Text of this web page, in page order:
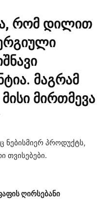
რომ დილით
მაგრამ
მირთმევა
ნებისმიერ პროდუქტს,
თვისებები.
ღირსებანი